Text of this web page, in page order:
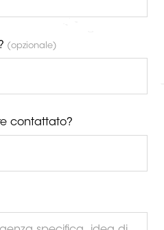
(opzionale)
contattato?